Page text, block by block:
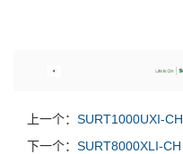
上一个： SURT1000UXI-CH
下一个： SURT8000XLI-CH